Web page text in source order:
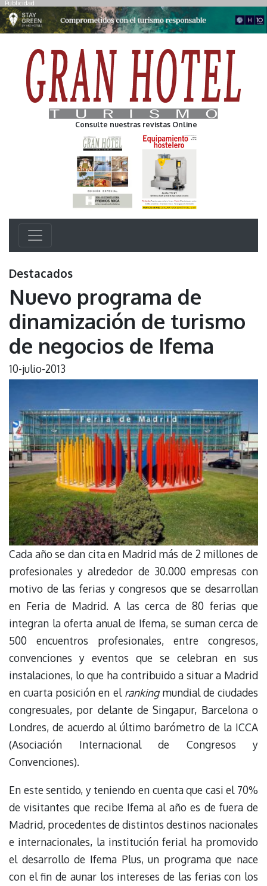
Publicidad
Consulte nuestras revistas Online
Destacados
Nuevo programa de
dinamización de turismo
de negocios de Ifema
10-julio-2013
Cada año se dan cita en Madrid más de 2 millones de
profesionales y alrededor de 30.000 empresas con
motivo de las ferias y congresos que se desarrollan
en Feria de Madrid. A las cerca de 80 ferias que
integran la oferta anual de Ifema, se suman cerca de
500 encuentros profesionales, entre congresos,
convenciones y eventos que se celebran en sus
instalaciones, lo que ha contribuido a situar a Madrid
en cuarta posición en el rankingmundial de ciudades
congresuales, por delante de Singapur, Barcelona o
Londres, de acuerdo al último barómetro de la ICCA
(Asociación Internacional de Congresos y
Convenciones).
En este sentido, y teniendo en cuenta que casi el 70%
de visitantes que recibe Ifema al año es de fuera de
Madrid, procedentes de distintos destinos nacionales
e internacionales, la institución ferial ha promovido
el desarrollo de Ifema Plus, un programa que nace
con el fin de aunar los intereses de las ferias con los